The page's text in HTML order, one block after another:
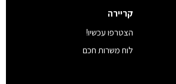
קריירה
הצטרפו עכשיו!
לוח משרות חכם